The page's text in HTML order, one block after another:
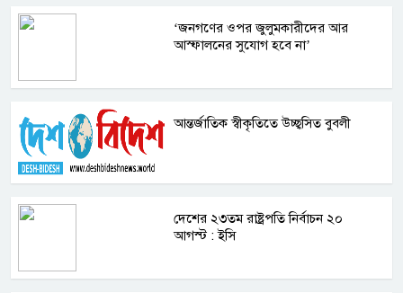
‘জনগণের ওপর জুলুমকারীদের আর
আস্ফালনের সুযোগ হবে না’
আন্তর্জাতিক স্বীকৃতিতে উচ্ছ্বসিত বুবলী
দেশের ২৩তম রাষ্ট্রপতি নির্বাচন ২০
আগস্ট : ইসি